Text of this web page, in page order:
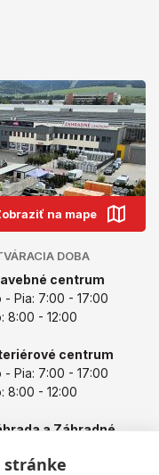
stránke
na mape
DOBA
centrum
- Pia: 7:00 - 17:00
8:00 - 12:00
centrum
- Pia: 7:00 - 17:00
8:00 - 12:00
a Záhradné
- Pia: 8:00 - 17:00